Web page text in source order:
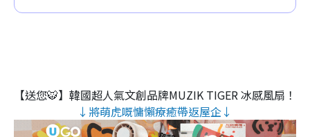
【送您🐯】韓國超人氣文創品牌MUZIK TIGER 冰感風扇！
↓將萌虎嘅慵懶療癒帶返屋企↓